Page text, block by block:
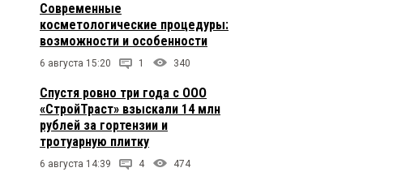
Современные
косметологические процедуры:
возможности и особенности
6 августа 15:20 1 340
Спустя ровно три года с ООО
«СтройТраст» взыскали 14 млн
рублей за гортензии и
тротуарную плитку
6 августа 14:39 4 474